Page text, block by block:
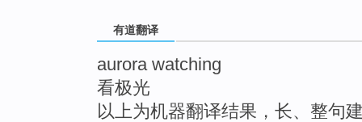
有道翻译
aurora watching
看极光
以上为机器翻译结果，长、整句